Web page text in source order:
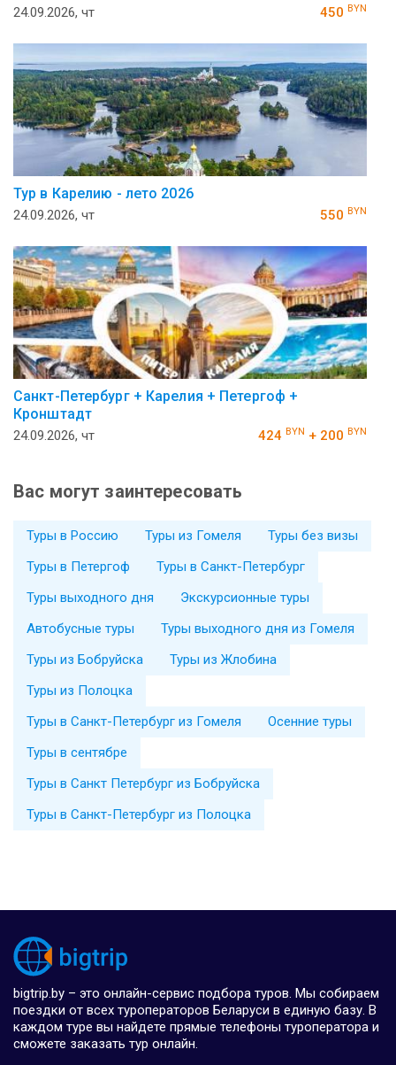
24.09.2026, чт 450 BYN
Тур в Карелию - лето 2026
24.09.2026, чт 550 BYN
Санкт-Петербург + Карелия + Петергоф +
Кронштадт
24.09.2026, чт 424 BYN + 200 BYN
Вас могут заинтересовать
Туры в Россию Туры из Гомеля
Туры без визы
Туры в Петергоф
Туры в Санкт-Петербург
Туры выходного дня
Экскурсионные туры
Автобусные туры
Туры выходного дня из Гомеля
Туры из Бобруйска
Туры из Жлобина
Туры из Полоцка
Туры в Санкт-Петербург из Гомеля
Осенние туры
Туры в сентябре
Туры в Санкт Петербург из Бобруйска
Туры в Санкт-Петербург из Полоцка
bigtrip.by – это онлайн-сервис подбора туров. Мы собираем
поездки от всех туроператоров Беларуси в единую базу. В
каждом туре вы найдете прямые телефоны туроператора и
сможете заказать тур онлайн.